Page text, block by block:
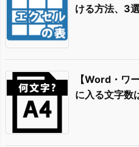
ける方法、3
【Word・ワ
に入る文字数